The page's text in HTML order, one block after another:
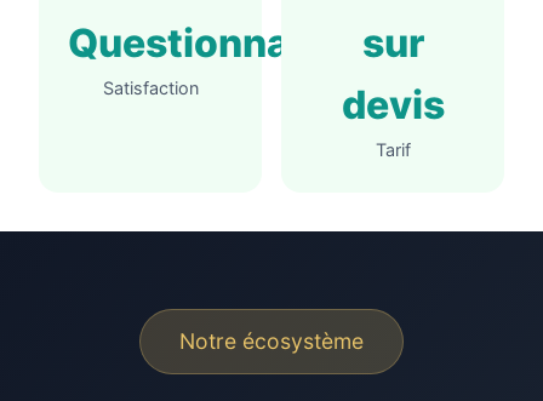
Questionnaire
Satisfaction
sur
devis
Tarif
Notre écosystème